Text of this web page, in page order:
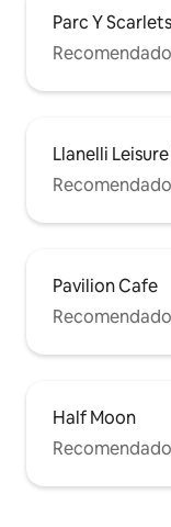
Parc Y Scarlets
Llanelli
Pavilion Cafe
Half Moon